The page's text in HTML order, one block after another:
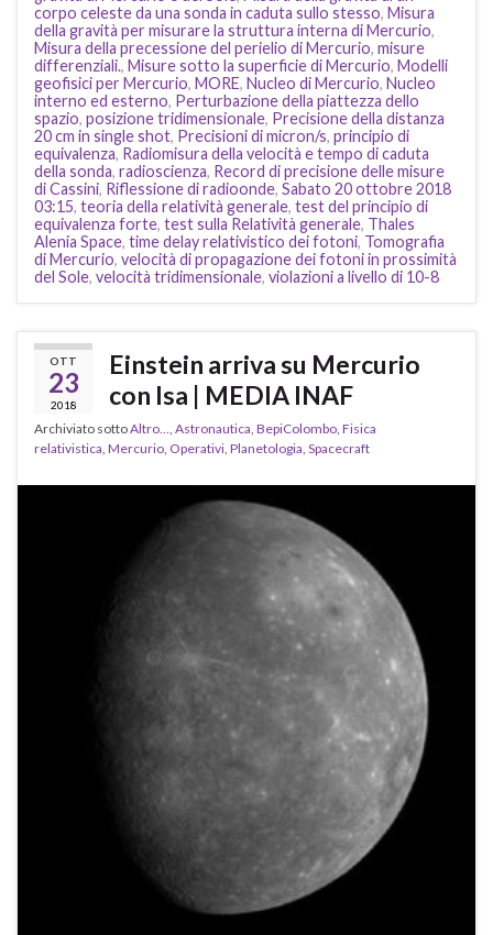
corpo celeste da una sonda in caduta sullo stesso, Misura
della gravità per misurare la struttura interna di Mercurio,
Misura della precessione del perielio di Mercurio, misure
differenziali., Misure sotto la superficie di Mercurio, Modelli
geofisici per Mercurio, MORE, Nucleo di Mercurio, Nucleo
interno ed esterno, Perturbazione della piattezza dello
spazio, posizione tridimensionale, Precisione della distanza
20 cm in single shot, Precisioni di micron/s, principio di
equivalenza, Radiomisura della velocità e tempo di caduta
della sonda, radioscienza, Record di precisione delle misure
di Cassini, Riflessione di radioonde, Sabato 20 ottobre 2018
03:15, teoria della relatività generale, test del principio di
equivalenza forte, test sulla Relatività generale, Thales
Alenia Space, time delay relativistico dei fotoni, Tomografia
di Mercurio, velocità di propagazione dei fotoni in prossimità
del Sole, velocità tridimensionale, violazioni a livello di 10-8
OTT
23
2018
Einstein arriva su Mercurio
con Isa | MEDIA INAF
Archiviato sottoAltro... Astronautica BepiColombo Fisica
relativistica Mercurio Operativi Planetologia Spacecraft